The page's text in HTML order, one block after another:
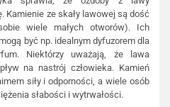
Kamienie ze skały lawowej są dość
wiele małych otworów). Ich
być np. idealnym dyfuzorem dla
Niektórzy uważają, że lawa
na nastrój człowieka. Kamień
siły i odporności, a wiele osób
słabości i wytrwałości.